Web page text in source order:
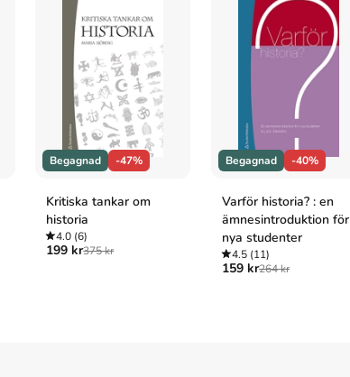
Begagnad -47%
Kritiska tankar om
historia
4.0 (6)
199 kr375 kr
Begagnad -40%
Varför historia? : en
ämnesintroduktion för
nya studenter
4.5(11)
159 kr264 kr